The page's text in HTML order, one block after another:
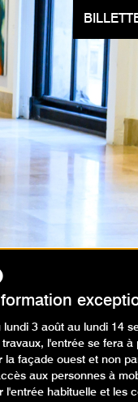
événements
août 2026
Ma Ve
lundi 3 août au lundi 14
travaux, l'entrée se fera
la façade ouest et non
aux personnes à
l'entrée habituelle et les